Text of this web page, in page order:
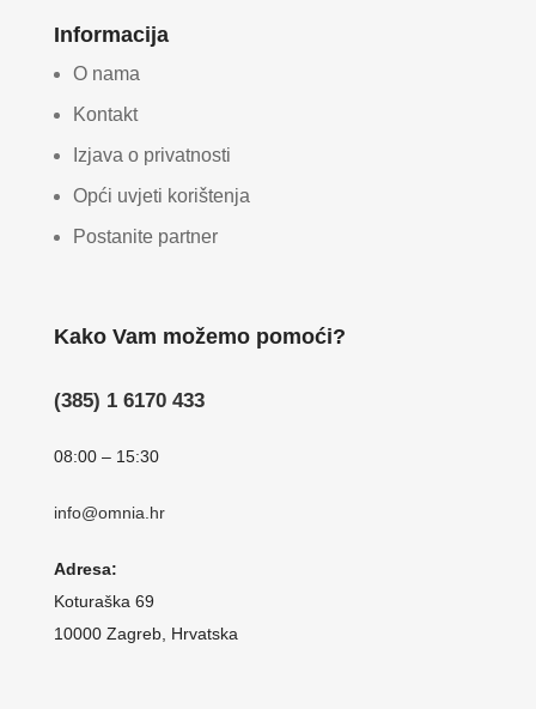
Informacija
O nama
Kontakt
Izjava o privatnosti
Opći uvjeti korištenja
Postanite partner
Kako Vam možemo pomoći?
(385) 1 6170 433
08:00 – 15:30
info@omnia.hr
Adresa:
Koturaška 69
10000 Zagreb, Hrvatska